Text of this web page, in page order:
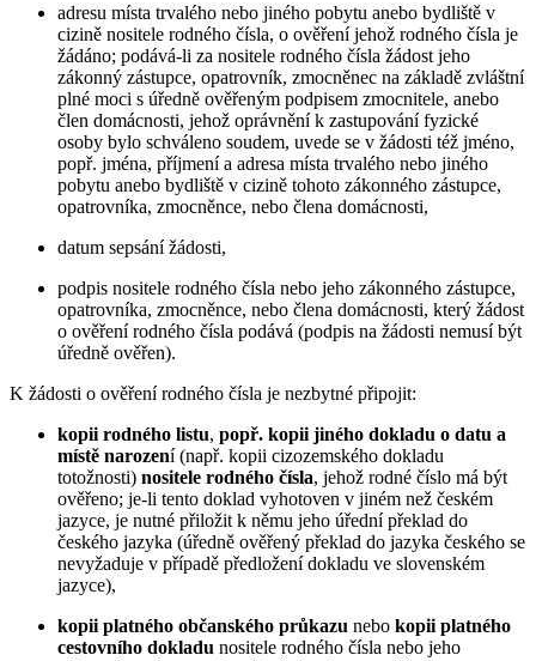
adresu místa trvalého nebo jiného pobytu anebo bydliště v
cizině nositele rodného čísla, o ověření jehož rodného čísla je
žádáno; podává-li za nositele rodného čísla žádost jeho
zákonný zástupce, opatrovník, zmocněnec na základě zvláštní
plné moci s úředně ověřeným podpisem zmocnitele, anebo
člen domácnosti, jehož oprávnění k zastupování fyzické
osoby bylo schváleno soudem, uvede se v žádosti též jméno,
popř. jména, příjmení a adresa místa trvalého nebo jiného
pobytu anebo bydliště v cizině tohoto zákonného zástupce,
opatrovníka, zmocněnce, nebo člena domácnosti,
datum sepsání žádosti,
podpis nositele rodného čísla nebo jeho zákonného zástupce,
opatrovníka, zmocněnce, nebo člena domácnosti, který žádost
o ověření rodného čísla podává (podpis na žádosti nemusí být
úředně ověřen).
K žádosti o ověření rodného čísla je nezbytné připojit:
kopii rodného listu, popř. kopii jiného dokladu o datu a
místě narození (např. kopii cizozemského dokladu
totožnosti) nositele rodného čísla, jehož rodné číslo má být
ověřeno; je-li tento doklad vyhotoven v jiném než českém
jazyce, je nutné přiložit k němu jeho úřední překlad do
českého jazyka (úředně ověřený překlad do jazyka českého se
nevyžaduje v případě předložení dokladu ve slovenském
jazyce),
kopii platného občanského průkazu nebo kopii platného
cestovního dokladu nositele rodného čísla nebo jeho